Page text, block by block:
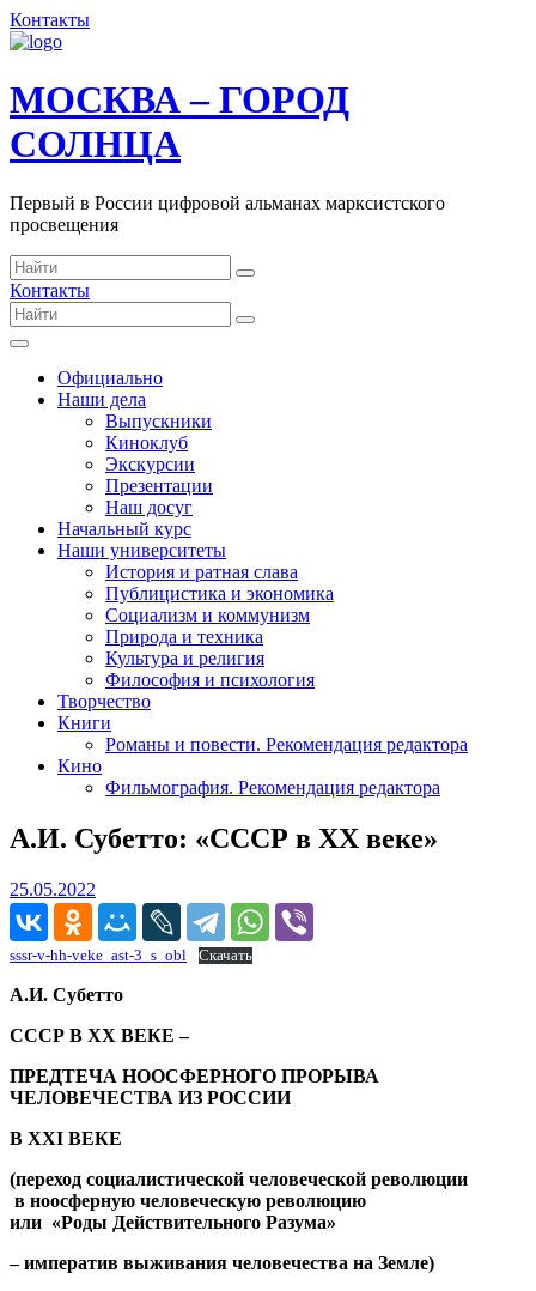
Контакты
МОСКВА – ГОРОД
СОЛНЦА
Первый в России цифровой альманах марксистского
просвещения
Контакты
Официально
Наши дела
Выпускники
Киноклуб
Экскурсии
Презентации
Наш досуг
Начальный курс
Наши университеты
История и ратная слава
Публицистика и экономика
Социализм и коммунизм
Природа и техника
Культура и религия
Философия и психология
Творчество
Книги
Романы и повести. Рекомендация редактора
Кино
Фильмография. Рекомендация редактора
А.И. Субетто: «СССР в XX веке»
25.05.2022
sssr-v-hh-veke_ast-3_s_obl Скачать
А.И. Субетто
СССР В ХХ ВЕКЕ –
ПРЕДТЕЧА НООСФЕРНОГО ПРОРЫВА
ЧЕЛОВЕЧЕСТВА ИЗ РОССИИ
В XXI ВЕКЕ
(переход социалистической человеческой революции
в ноосферную человеческую революцию
или «Роды Действительного Разума»
– императив выживания человечества на Земле)